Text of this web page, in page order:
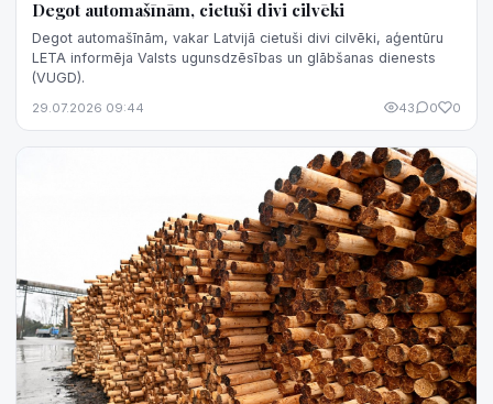
Degot automašīnām, cietuši divi cilvēki
Degot automašīnām, vakar Latvijā cietuši divi cilvēki, aģentūru
LETA informēja Valsts ugunsdzēsības un glābšanas dienests
(VUGD).
29.07.2026 09:44 43 0 0